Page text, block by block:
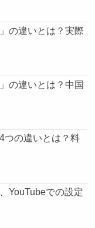
の違いとは？実際
の違いとは？中国
つの違いとは？料
YouTubeでの設定